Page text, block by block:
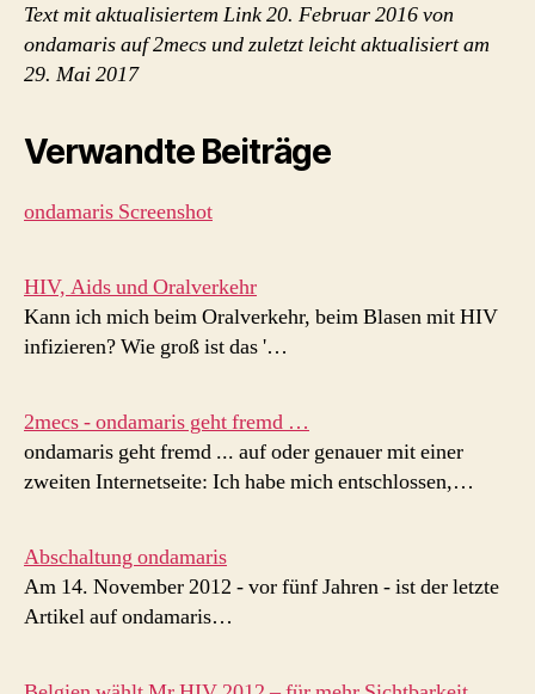
Text mit aktualisiertem Link 20. Februar 2016 von
ondamaris auf 2mecs und zuletzt leicht aktualisiert am
29. Mai 2017
Verwandte Beiträge
ondamaris Screenshot
HIV, Aids und Oralverkehr
Kann ich mich beim Oralverkehr, beim Blasen mit HIV
infizieren? Wie groß ist das '…
2mecs - ondamaris geht fremd …
ondamaris geht fremd ... auf oder genauer mit einer
zweiten Internetseite: Ich habe mich entschlossen,…
Abschaltung ondamaris
Am 14. November 2012 - vor fünf Jahren - ist der letzte
Artikel auf ondamaris…